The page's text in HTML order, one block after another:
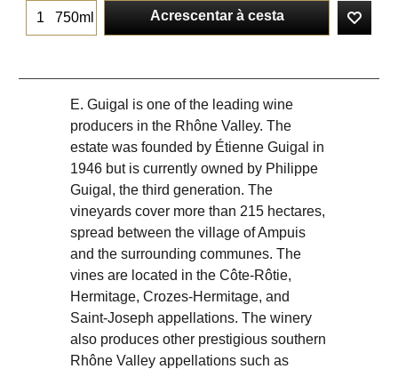
750ml Acrescentar à cesta
E. Guigal is one of the leading wine
producers in the Rhône Valley. The
estate was founded by Étienne Guigal in
1946 but is currently owned by Philippe
Guigal, the third generation. The
vineyards cover more than 215 hectares,
spread between the village of Ampuis
and the surrounding communes. The
vines are located in the Côte-Rôtie,
Hermitage, Crozes-Hermitage, and
Saint-Joseph appellations. The winery
also produces other prestigious southern
Rhône Valley appellations such as